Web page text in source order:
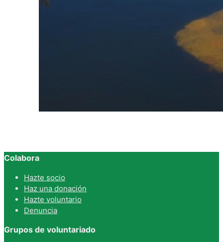
Colabora
Hazte socio
Haz una donación
Hazte voluntario
Denuncia
Grupos de voluntariado